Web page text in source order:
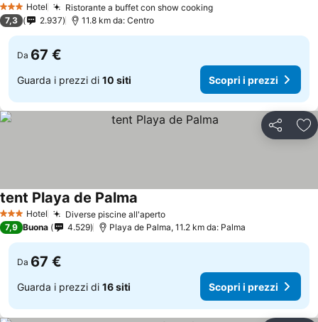
3 StelleHotel Ristorante a buffet con show cooking
7,3 2.937 11.8 km da: Centro
Da 67 €
Guarda i prezzi di 10 siti Scopri i prezzi
Condividi
3 StelleHotel Diverse piscine all'aperto
tent Playa de Palma
7,9 Buona 4.529 Playa de Palma, 11.2 km da: Palma
Da 67 €
Guarda i prezzi di 16 siti Scopri i prezzi